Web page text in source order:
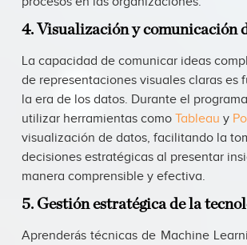
4. Visualización y comunicación
La capacidad de comunicar ideas
de representaciones visuales claras es
la era de los datos. Durante el
utilizar herramientas como Tableau y
visualización de datos, facilitando la
decisiones estratégicas al presentar
manera comprensible y efectiva.
5. Gestión estratégica de la
Aprenderás técnicas de Machine